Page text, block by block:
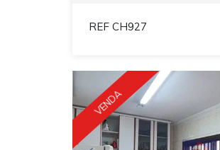
REF CH927
VENDA